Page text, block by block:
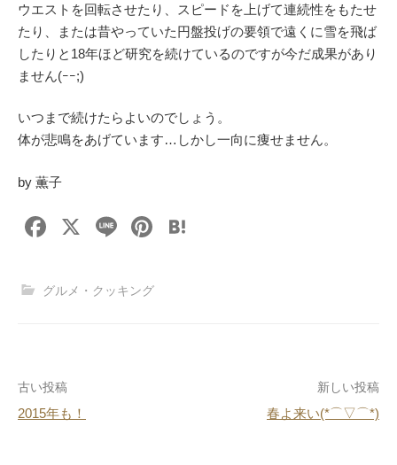
ウエストを回転させたり、スピードを上げて連続性をもたせ
たり、または昔やっていた円盤投げの要領で遠くに雪を飛ば
したりと18年ほど研究を続けているのですが今だ成果があり
ません(ｰｰ;)
いつまで続けたらよいのでしょう。
体が悲鳴をあげています…しかし一向に痩せません。
by 薫子
F
c
o
k
X
Li
e
Pi
グルメ・クッキング
投
稿
古い投稿
2015年も！
新しい投稿
春よ来い(*⌒▽⌒*)